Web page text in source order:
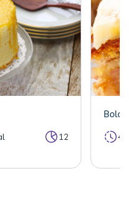
12
Bolo